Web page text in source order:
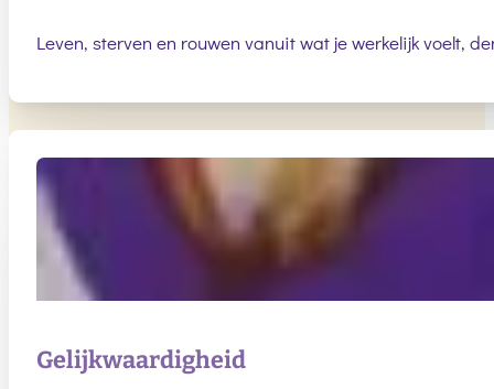
Leven, sterven en rouwen vanuit wat je werkelijk voelt,
Gelijkwaardigheid